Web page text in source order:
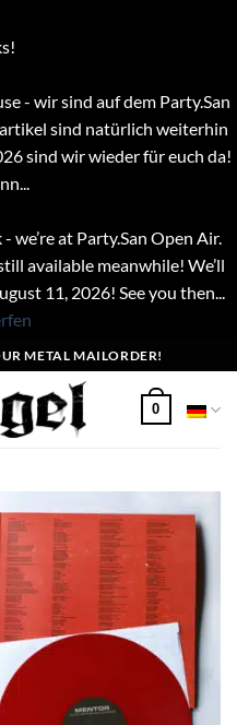
- wir sind auf dem Party.San
sind natürlich weiterhin
sind wir wieder für euch da!
we’re at Party.San Open Air.
available meanwhile! We’ll
11, 2026! See you then...
METAL MAILORDER!
0